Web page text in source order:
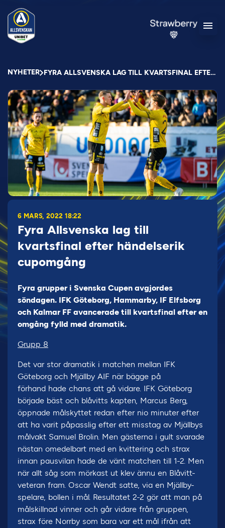
NYHETER FYRA ALLSVENSKA LAG TILL KVARTSFINAL EFTER HÄNDELSERIK CUPOMGÅNG
6 MARS, 2022 18:22
Fyra Allsvenska lag till
kvartsfinal efter händelserik
cupomgång
Fyra grupper i Svenska Cupen avgjordes
söndagen. IFK Göteborg, Hammarby, IF Elfsborg
och Kalmar FF avancerade till kvartsfinal efter en
omgång fylld med dramatik.
Grupp 8
Det var stor dramatik i matchen mellan IFK
Göteborg och Mjällby AIF när bägge på
förhand hade chans att gå vidare. IFK Göteborg
började bäst och blåvitts kapten, Marcus Berg,
öppnade målskyttet redan efter nio minuter efter
att ha varit påpasslig efter ett misstag av Mjällbys
målvakt Samuel Brolin. Men gästerna i gult svarade
nästan omedelbart med en kvittering och strax
innan pausvilan hade de vänt matchen till 1-2. Men
när allt såg som mörkast ut klev ännu en Blåvitt-
veteran fram. Oscar Wendt satte, via en Mjällby-
spelare, bollen i mål. Resultatet 2-2 gör att man på
målskillnad vinner och går vidare från gruppen,
strax före Norrby som bara var ett mål ifrån att